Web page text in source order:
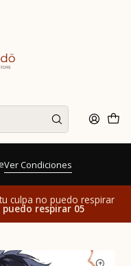
Ver Condiciones
culpa no puedo respirar
puedo respirar 05